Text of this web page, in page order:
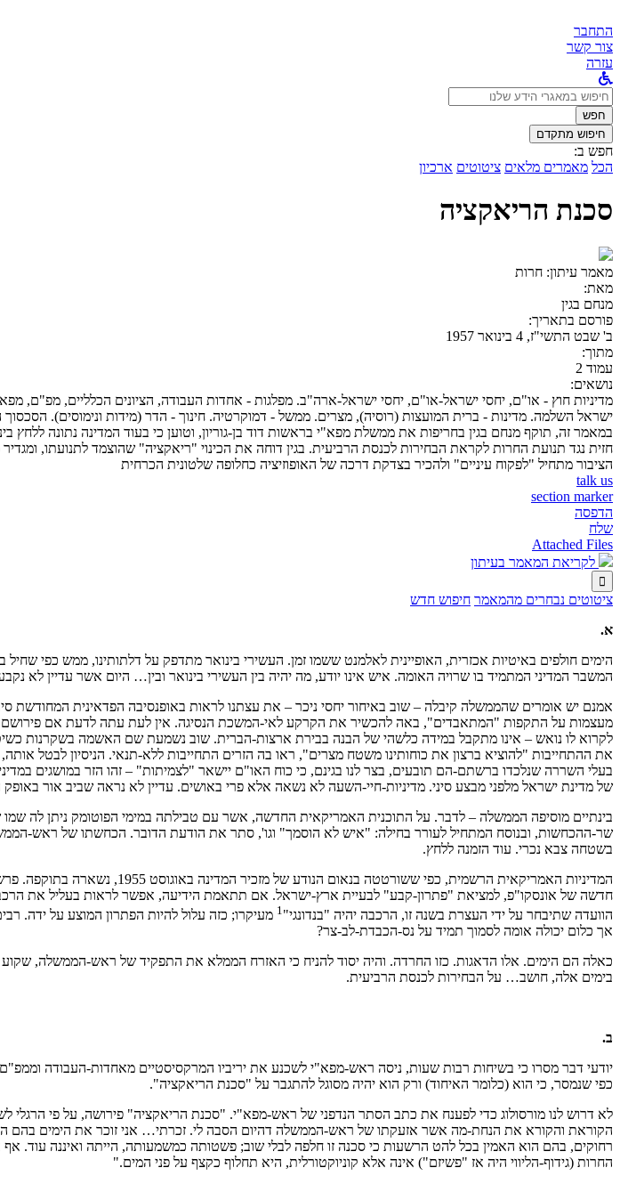
התחבר
צור קשר
עזרה
לחפש
ב:חפש
חיפוש מתקדם
חפש ב:
הכל מאמרים מלאים ציטוטים ארכיון
סכנת הריאקציה
מאמר עיתון: חרות
מאת:
מנחם בגין
פורסם בתאריך:
ב' שבט התשי"ז, 4 בינואר 1957
מתוך:
עמוד 2
נושאים:
מדיניות חוץ - או"ם, יחסי ישראל-או"ם, יחסי ישראל-ארה"ב. מפלגות - אחדות העבודה, הציונים הכלליים, מפ"ם,
ישראל השלמה. מדינות - ברית המועצות (רוסיה), מצרים. ממשל - דמוקרטיה. חינוך - הדר (מידות ונימוסים).
במאמר זה, תוקף מנחם בגין בחריפות את ממשלת מפא"י בראשות דוד בן-גוריון, וטוען כי בעוד המדינה נתונה
חזית נגד תנועת החרות לקראת הבחירות לכנסת הרביעית. בגין דוחה את הכינוי "ריאקציה" שהוצמד לתנועתו,
הציבור מתחיל "לפקוח עיניים" ולהכיר בצדקת דרכה של האופוזיציה כחלופה שלטונית הכרחית
talk us
section marker
הדפסה
שלח
Attached Files
לקריאת המאמר בעיתון

ציטוטים נבחרים מהמאמר חיפוש חדש
א.
הימים חולפים באיטיות אכזרית, האופיינית לאלמנט ששמו זמן. העשירי בינואר מתדפק על דלתותינו, ממש כפי
המשבר המדיני המתמיד בו שרויה האומה. איש אינו יודע, מה יהיה בין העשירי בינואר ובין… היום אשר עדיין לא
אמנם יש אומרים שהממשלה קיבלה – שוב באיחור יחסי ניכר – את עצתנו לראות באופנסיבה הפדאינית
מעצמות על התקפות "המתאבדים", באה להכשיר את הקרקע לאי-המשכת הנסיגה. אין לעת עתה לדעת אם פירושם
לקרוא לו נואש – אינו מתקבל במידה כלשהי של הבנה בבירת ארצות-הברית. שוב נשמעת שם האשמה בשקרנות
את ההתחייבות "להוציא ברצון את כוחותינו משטח מצרים", ראו בה הזרים התחייבות ללא-תנאי. הניסיון לבטל
בעלי השררה שנלכדו ברשתם-הם תובעים, בצר לנו בגינם, כי כוח האו"ם יישאר "לצמיתות" – זהו הזר במושגים
של מדינת ישראל מלפני מבצע סיני. מדיניות-חיי-השעה לא נשאה אלא פרי באושים. עדיין לא נראה שביב אור
בינתיים מוסיפה הממשלה – לדבר. על התוכנית האמריקאית החדשה, אשר עם טבילתה במימי הפוטומק ניתן לה שמו
שר-ההכחשות, ובנוסח המתחיל לעורר בחילה: "איש לא הוסמך" וגו', סתר את הודעת הדובר. הכחשתו של ראש-
בשטחה צבא נכרי. עוד הזמנה ללחץ.
המדיניות האמריקאית הרשמית, כפי
הוועדה שתיבחר על ידי העצרת בשנה זו, הרכבה יהיה "בנדונגי" 1 מעיקרו; כזה עלול להיות הפתרון המוצע על ידה.
אך כלום יכולה אומה לסמוך תמיד על נס-הכבדת-לב-צר?
כאלה הם הימים. אלו הדאגות. כזו החרדה. והיה יסוד להניח כי האזרח הממלא את התפקיד של ראש-הממשלה,
בימים אלה, חושב… על הבחירות לכנסת הרביעית.
ב.
יודעי דבר מסרו כי בשיחות רבות שעות, ניסה ראש-מפא"י לשכנע את יריביו המרקסיסטיים מאחדות-העבודה
כפי שנמסר, כי הוא (כלומר האיחוד) ורק הוא יהיה מסוגל להתגבר על "סכנת הריאקציה".
לא דרוש לנו מורסולוג כדי לפענח את כתב הסתר הנדפני של ראש-מפא"י. "סכנת הריאקציה" פירושה, על פי הרגלי
הקוראת והקורא את הנחת-מה אשר אזעקתו של ראש-הממשלה דהיום הסבה לי. זכרתי… אני זוכר את הימים בהם
החרות (גידוף-הליווי היה אז "פשיזם") אינה אלא קוניוקטורלית, היא תחלוף כקצף על פני המים."